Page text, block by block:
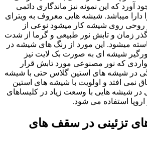
آورد که این نمونه نیز ماندگاری دائمی
دارا میباشد. شیشه هایی معروف به ویترای
روحی روی شیشه کار میشود نوعی از
زمان و تابش نور طبیعی و گرما از شدت
میشود. این مورد از رنگ های شیشه در
شیشه ای به صورت بک لایت نیز
که نور مصنوعی مورد تابش قرار
در شیشه های استین گلاس حتی با شیشه
نمی افتد و اولویت با شیشه های استین
در شیشه هایی با وسعت زیاد در کلیساهای
اروپا استفاده می شود.
های تزئینی در سقف های